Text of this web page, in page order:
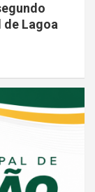
de Lagoa